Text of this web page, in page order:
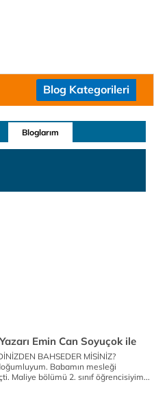
Blog Kategorileri
Bloglarım
Emin Can Soyuçok ile
BAHSEDER MİSİNİZ?
Babamın mesleği
Maliye bölümü 2. sınıf öğrencisiyim...